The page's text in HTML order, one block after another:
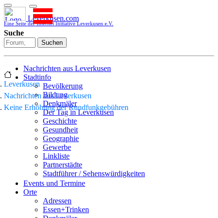
Leverkusen.com
Eine Seite der Internet Initiative Leverkusen e.V.
Suche
Suchen
Nachrichten aus Leverkusen
Stadtinfo
Bevölkerung
Bildung
Denkmäler
Der Tag in Leverkusen
Geschichte
Gesundheit
Geographie
Gewerbe
Linkliste
Partnerstädte
Stadtführer / Sehenswürdigkeiten
Stadtplan
Sport
Who is who
Events und Termine
Orte
Adressen
Essen+Trinken
Leverkusen
Nachrichten aus Leverkusen
Keine Erhöhung der Rundfunkgebühren